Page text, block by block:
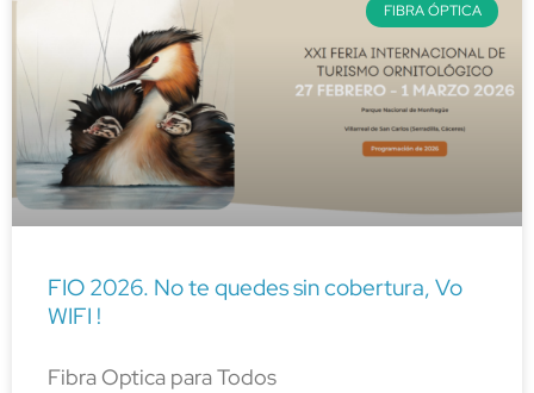
FIBRA ÓPTICA
FIO 2026. No te quedes sin cobertura, Vo
WIFI !
Fibra Optica para Todos